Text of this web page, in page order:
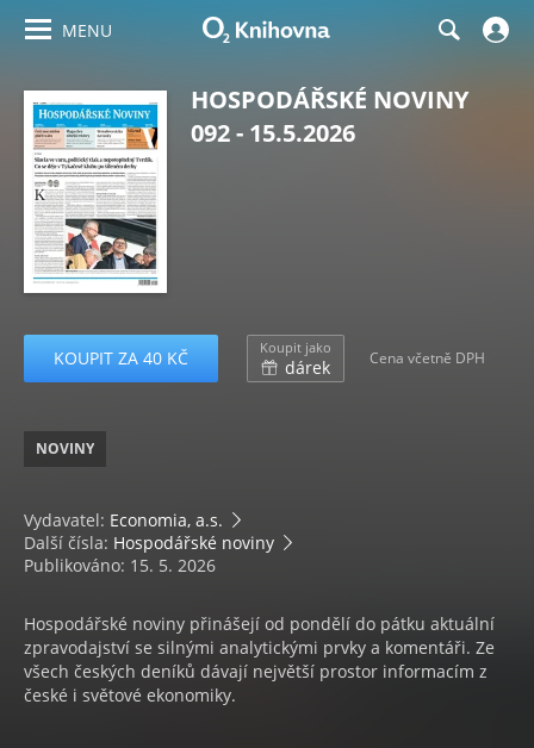
MENU
HOSPODÁŘSKÉ NOVINY
092 - 15.5.2026
KOUPIT ZA 40 KČ Koupit jako
dárek Cena včetně DPH
NOVINY
Vydavatel: Economia, a.s.
Další čísla: Hospodářské noviny
Publikováno: 15. 5. 2026
Hospodářské noviny přinášejí od pondělí do pátku aktuální
zpravodajství se silnými analytickými prvky a komentáři. Ze
všech českých deníků dávají největší prostor informacím z
české i světové ekonomiky.